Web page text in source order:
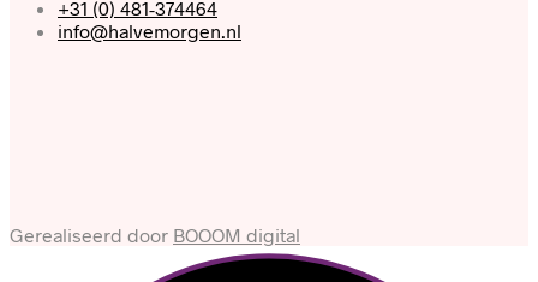
+31 (0) 481-374464
info@halvemorgen.nl
Gerealiseerd door BOOOM digital